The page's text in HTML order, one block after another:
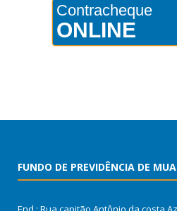
Contracheque
ONLINE
FUNDO DE PREVIDÊNCIA DE